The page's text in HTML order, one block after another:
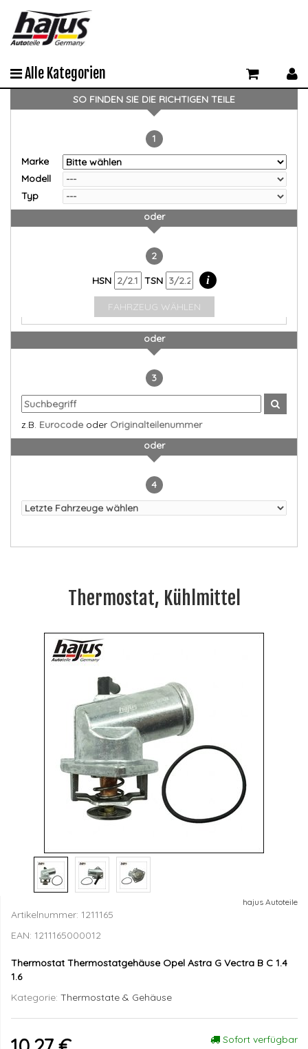
Alle Kategorien
SO FINDEN SIE DIE RICHTIGEN TEILE
1
Marke
Modell
Typ
oder
2
HSN
TSN i
FAHRZEUG WÄHLEN
oder
3
z.B. Eurocode oder Originalteilenummer
oder
4
Thermostat, Kühlmittel
hajus Autoteile
Artikelnummer: 1211165
EAN: 1211165000012
Thermostat Thermostatgehäuse Opel Astra G Vectra B C 1.4
1.6
Kategorie: Thermostate & Gehäuse
Sofort verfügbar